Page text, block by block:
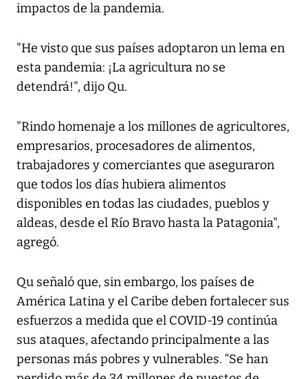
impactos de la pandemia.
"He visto que sus países adoptaron un lema en
esta pandemia: ¡La agricultura no se
detendrá!", dijo Qu.
"Rindo homenaje a los millones de agricultores,
empresarios, procesadores de alimentos,
trabajadores y comerciantes que aseguraron
que todos los días hubiera alimentos
disponibles en todas las ciudades, pueblos y
aldeas, desde el Río Bravo hasta la Patagonia",
agregó.
Qu señaló que, sin embargo, los países de
América Latina y el Caribe deben fortalecer sus
esfuerzos a medida que el COVID-19 continúa
sus ataques, afectando principalmente a las
personas más pobres y vulnerables. “Se han